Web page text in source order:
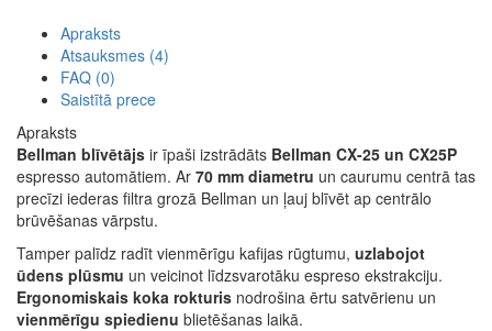
Apraksts
Atsauksmes (4)
FAQ (0)
Saistītā prece
Apraksts
Bellman blīvētājs ir īpaši izstrādāts Bellman CX-25 un CX25P
espresso automātiem. Ar 70 mm diametru un caurumu centrā tas
precīzi iederas filtra grozā Bellman un ļauj blīvēt ap centrālo
brūvēšanas vārpstu.
Tamper palīdz radīt vienmērīgu kafijas rūgtumu, uzlabojot
ūdens plūsmu un veicinot līdzsvarotāku espreso ekstrakciju.
Ergonomiskais koka rokturis nodrošina ērtu satvērienu un
vienmērīgu spiedienu blietēšanas laikā.